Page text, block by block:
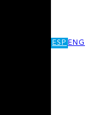
ESP ENG